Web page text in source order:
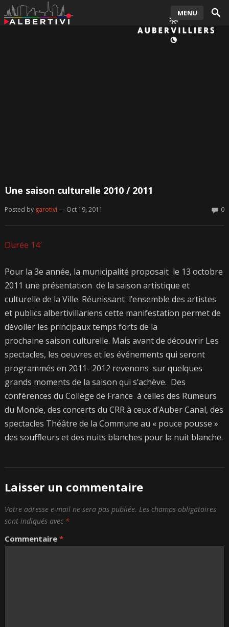
MENU
Une saison culturelle 2010 / 2011
Posted by garotivi — Oct 19, 2011 0
Durée 14′
Pour la 3e année, la municipalité proposait le 13 octobre
2011 une présentation de la saison artistique et
culturelle de la Ville. Réunissant l’ensemble des artistes
et publics albertivillariens cette manifestation permet de
dévoiler les principaux temps forts de la
prochaine saison culturelle. Mais avant de découvrir Les
spectacles, les oeuvres et les événements qui seront
programmés en 2011- 2012 revenons sur quelques
grands moments de la saison qui s’achève. Des
conférences du Collège de France à celles des Rumeurs
du Monde, des concerts du CRR à ceux d’Auber Canal, des
spectacles Théâtre de la Commune au « pouce pousse »
des souffleurs et des nuits blanches pour la nuit blanche.
Laisser un commentaire
Votre adresse e-mail ne sera pas publiée. Les champs obligatoires
sont indiqués avec *
Commentaire *